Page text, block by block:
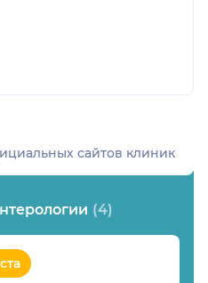
(4)
сайтов клиник